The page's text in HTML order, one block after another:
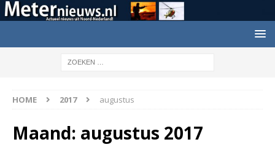
HOME 2017 augustus
Maand: augustus 2017